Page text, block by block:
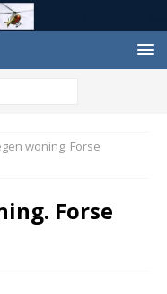
woning. Forse
Forse